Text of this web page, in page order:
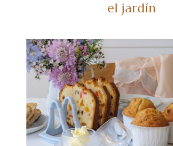
el jardín